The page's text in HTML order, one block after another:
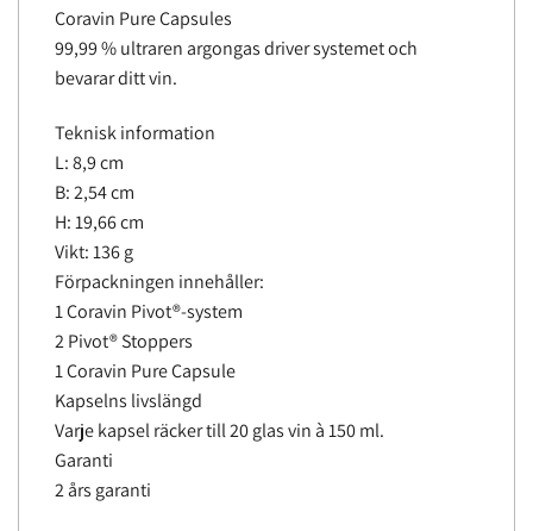
Coravin Pure Capsules
99,99 % ultraren argongas driver systemet och
bevarar ditt vin.
Teknisk information
L: 8,9 cm
B: 2,54 cm
H: 19,66 cm
Vikt: 136 g
Förpackningen innehåller:
1 Coravin Pivot®-system
2 Pivot® Stoppers
1 Coravin Pure Capsule
Kapselns livslängd
Varje kapsel räcker till 20 glas vin à 150 ml.
Garanti
2 års garanti